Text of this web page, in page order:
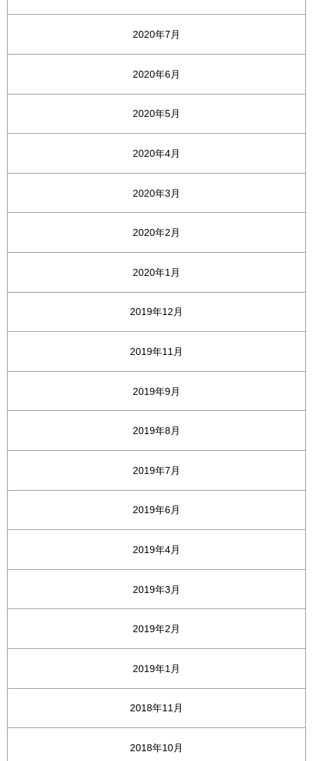
2020年7月
2020年6月
2020年5月
2020年4月
2020年3月
2020年2月
2020年1月
2019年12月
2019年11月
2019年9月
2019年8月
2019年7月
2019年6月
2019年4月
2019年3月
2019年2月
2019年1月
2018年11月
2018年10月